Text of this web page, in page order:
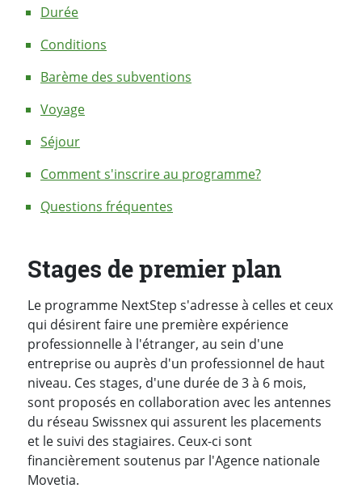
Durée
Conditions
Barème des subventions
Voyage
Séjour
Comment s'inscrire au programme?
Questions fréquentes
Stages de premier plan
Le programme NextStep s'adresse à celles et ceux
qui désirent faire une première expérience
professionnelle à l'étranger, au sein d'une
entreprise ou auprès d'un professionnel de haut
niveau. Ces stages, d'une durée de 3 à 6 mois,
sont proposés en collaboration avec les antennes
du réseau Swissnex qui assurent les placements
et le suivi des stagiaires. Ceux-ci sont
financièrement soutenus par l'Agence nationale
Movetia.